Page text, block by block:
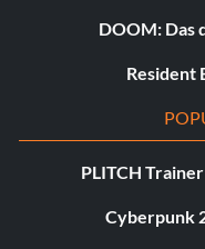
DOOM: Das
Resident
PLITCH
Cyberpunk